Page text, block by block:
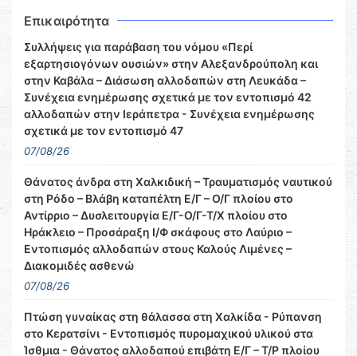
Επικαιρότητα
Συλλήψεις για παράβαση του νόμου «Περί
εξαρτησιογόνων ουσιών» στην Αλεξανδρούπολη και
στην Καβάλα – Διάσωση αλλοδαπών στη Λευκάδα –
Συνέχεια ενημέρωσης σχετικά με τον εντοπισμό 42
αλλοδαπών στην Ιεράπετρα - Συνέχεια ενημέρωσης
σχετικά με τον εντοπισμό 47
07/08/26
Θάνατος άνδρα στη Χαλκιδική – Τραυματισμός ναυτικού
στη Ρόδο – Βλάβη καταπέλτη Ε/Γ – Ο/Γ πλοίου στο
Αντίρριο – Δυσλειτουργία Ε/Γ-Ο/Γ-Τ/Χ πλοίου στο
Ηράκλειο – Προσάραξη Ι/Φ σκάφους στο Λαύριο –
Εντοπισμός αλλοδαπών στους Καλούς Λιμένες –
Διακομιδές ασθενώ
07/08/26
Πτώση γυναίκας στη θάλασσα στη Χαλκίδα - Ρύπανση
στο Κερατσίνι - Εντοπισμός πυρομαχικού υλικού στα
Ίσθμια - Θάνατος αλλοδαπού επιβάτη Ε/Γ – Τ/Ρ πλοίου